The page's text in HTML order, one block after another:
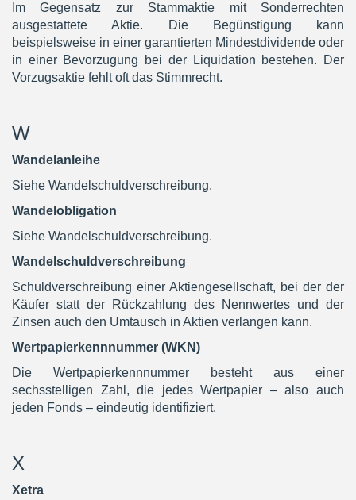
Im Gegensatz zur Stammaktie mit Sonderrechten
ausgestattete Aktie. Die Begünstigung kann
beispielsweise in einer garantierten Mindestdividende oder
in einer Bevorzugung bei der Liquidation bestehen. Der
Vorzugsaktie fehlt oft das Stimmrecht.
W
Wandelanleihe
Siehe Wandelschuldverschreibung.
Wandelobligation
Siehe Wandelschuldverschreibung.
Wandelschuldverschreibung
Schuldverschreibung einer Aktiengesellschaft, bei der der
Käufer statt der Rückzahlung des Nennwertes und der
Zinsen auch den Umtausch in Aktien verlangen kann.
Wertpapierkennnummer (WKN)
Die Wertpapierkennnummer besteht aus einer
sechsstelligen Zahl, die jedes Wertpapier – also auch
jeden Fonds – eindeutig identifiziert.
X
Xetra